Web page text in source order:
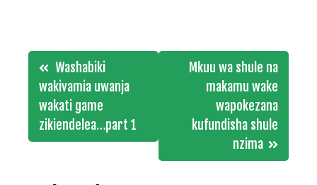
Post
navigation
Washabiki
wakivamia uwanja
wakati game
zikiendelea…part 1
Mkuu wa shule na
makamu wake
wapokezana
kufundisha shule
nzima